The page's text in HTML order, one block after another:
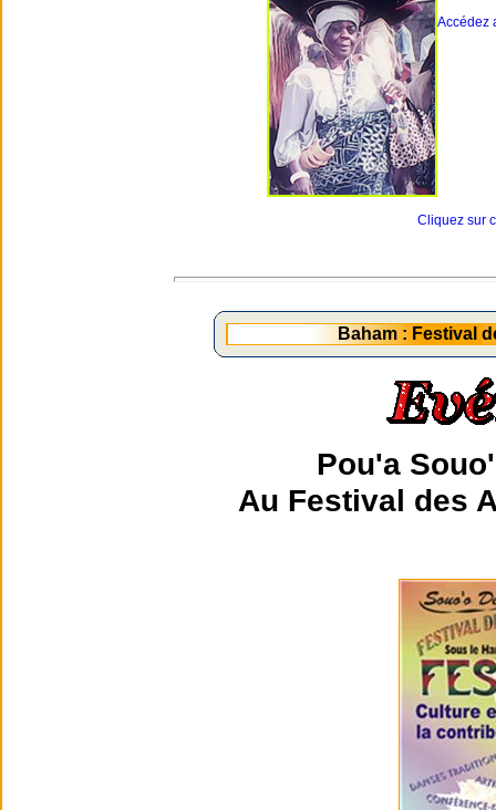
Accédez
Cliquez sur
Baham : Festival
Pou'a
Au Festival des